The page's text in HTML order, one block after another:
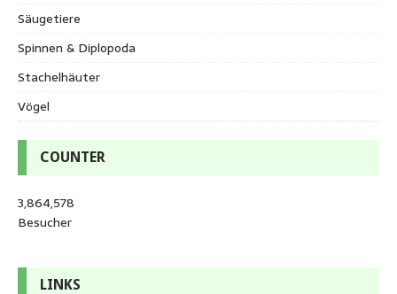
Säugetiere
Spinnen & Diplopoda
Stachelhäuter
Vögel
COUNTER
3,864,578
Besucher
LINKS